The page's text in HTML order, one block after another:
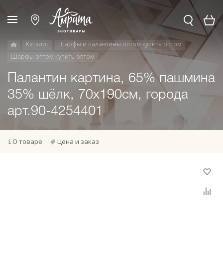
Каталог
Шарфы и палантины оптом купить оптом
Шарфы оптом купить оптом
Палантин картина, 65% пашмина
35% шёлк, 70x190см, города
арт.90-4254401
О товаре Цена и заказ